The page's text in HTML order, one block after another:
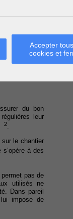
Accepter
cookies et
ne sont pas
jugement ne
pas pour
ne permettait
l’expert, les
la
du bon
leur
2.
sur le chantier
à des
pas de
utilisés ne
Dans pareil
impose de